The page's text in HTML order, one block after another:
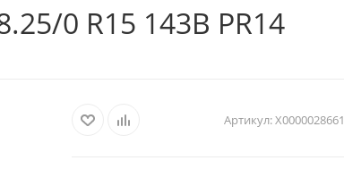
0 R15 143B PR14
Артикул:Х0000028661